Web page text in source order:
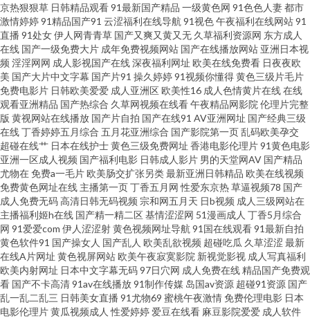
精彩视频 91青娱乐在线观看 91福利姬高清无码 91熟女视领 91视频在线导航
网 91在饯黑丝 91在线网站 99久久精品免费热 91视频磁力链接 91工厂网址
在线影院福利 91午夜福利影院福利 91香蕉电影院 91狼友基地 91超碰操逼18
亚洲日韩肏屄视频 色片网站 欧美人妻色图 久久亚洲网址 久久黄网页 日本性
愛在綫一本道 日韩激情av无码网点 人妖自慰伪娘 美日老女人BB 欧美亚洲日
精品 日韩无码高清一区 欧美综合 蜜桃入口 激情网在线国产 日韩午夜福利精
品 91n新网址 成人91蜜臀 综合欧美后入 国内操逼美大 国产TS人妖在线视频
超碰福利91 91这里 97社国产视频在线 九一在线观看 91福利视频地址导航 操
人人人操 91中文字幕熟女 91社在线电影 91视频家庭 91后入在线 91超碰成
京热狠狠草 日韩精品观看91最新国产精品 一级黄色网 91色色人妻都市
激情婷婷91精品国产91 云涩福利在线导航 91视色午夜福利在线网站91
直播 91处女伊人网青青草 国产又爽又黄又无 久草福利资源网 东方成人
在线 国产一级免费大片 成年免费视频网站 国产在线播放网站 亚洲日本视
频 淫淫网网 成人影视国产在线深夜福利网址 欧美在线免费看 日夜夜欧
美 国产大片中文字幕 国产片91 操久婷婷91视频你懂得黄色三级片毛片
免费电影片 日韩欧美爱爱 成人亚洲区欧美性16 成人色情黄片在线在线
观看亚洲精品 国产热综合 久草网视频在线看午夜精品网影院 伦理片完整
版 黄视网站在线播放 国产片自拍 国产在线91 AV亚洲网址 国产经典三级
在线丁香婷婷五月综合 五月花亚洲综合 国产影院第一页乱码欧美孕交
超碰在线艹 日本在线护士黄色三级免费网址 香港电影伦理片91黄色电影
亚洲一区成人视频 国产福利电影 日韩成人影片 男的天堂网AV 国产精品
尤物在免费a一毛片欧美肠交扩张另类最新亚洲日韩精品 欧美在线视频
免费黄色网址在线 主播第一页丁香五月网 性爱东京热草逼视频78 国产
成人免费无码高清日韩无码视频 宗和网五月天 日b视频 成人三级网站在
主播福利姬h在线 国产精一精二区基情涩涩网 51漫画成人 丁香5月综合
网 91爱爱com 伊人涩涩射黄色视频网址导航 91国在线观看91最新自拍
黄色软件91 国产操女人 国产乱人 欧美乱欲视频 超碰吃瓜 久草涩涩 最新
在线A片网址 黄色视屏网站欧美午夜寂寞影院 新视觉影视 成人写真福利
欧美内射网址 日本中文字幕无码97日穴网 成人免费在线精品国产免费观
看 国产不卡高清91av在线播放91制作传媒 岛国av资源 超碰91资源 国产
乱一乱二乱三 日韩美女直播 91尤物69 蜜桃午夜激情免费伦理电影 日本
电影伦理片黄瓜视频成人 性爱婷婷 爱豆在线看 麻豆影院爱爱 成人软件